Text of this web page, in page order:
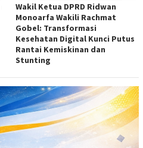
Wakil Ketua DPRD Ridwan
Monoarfa Wakili Rachmat
Gobel: Transformasi
Kesehatan Digital Kunci Putus
Rantai Kemiskinan dan
Stunting